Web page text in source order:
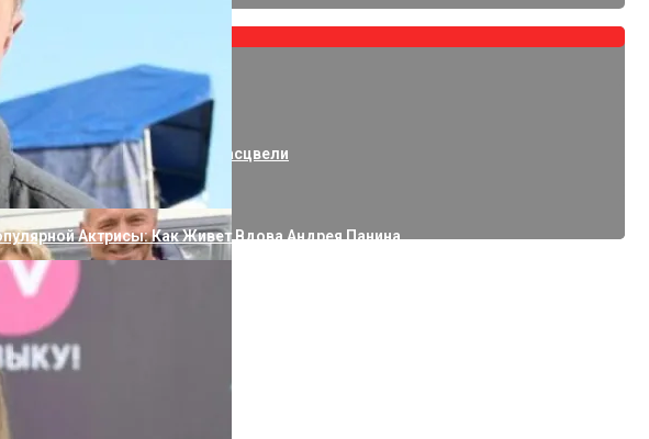
Которые С Годами Расцвели
Актрисы: Как Живет Вдова Андрея Панина